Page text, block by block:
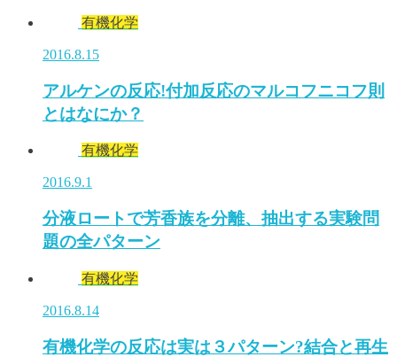
有機化学
2016.8.15
アルケンの反応!付加反応のマルコフニコフ則
とはなにか？
有機化学
2016.9.1
分液ロートで芳香族を分離、抽出する実験問
題の全パターン
有機化学
2016.8.14
有機化学の反応は実は３パターン?結合と再生